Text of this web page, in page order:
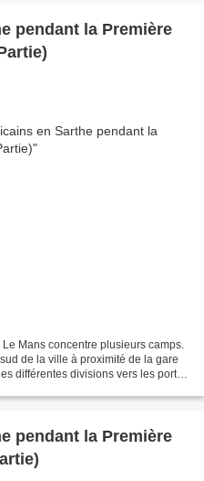
pendant la Première
Mans concentre plusieurs camps.
de la ville à proximité de la gare
différentes divisions vers les ports
pendant la Première